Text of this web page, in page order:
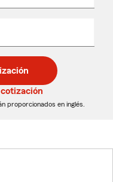
proporcionados en inglés.